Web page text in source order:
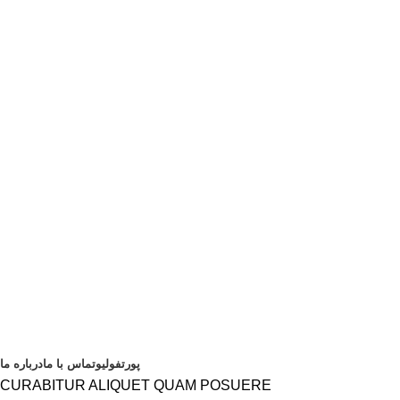
پورتفولیوتماس با مادرباره ما
CURABITUR ALIQUET QUAM POSUERE